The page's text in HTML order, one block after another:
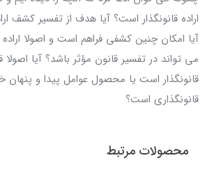
اراده قانونگذار است؟ آیا هدف از تفسیر کشف
آیا امکان چنین کشفی فراهم است و اصولا اراده
می تواند در تفسیر قانون مؤثر باشد؟ آیا اصولا
قانونگذار است یا محصول عوامل پیدا و پنهان
قانونگذاری است؟
محصولات مرتبط